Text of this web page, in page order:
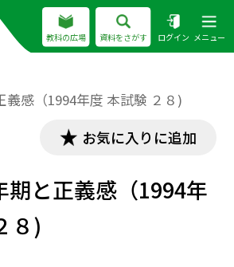
教科の広場 資料をさがす ログイン メニュー
感（1994年度 本試験 ２８)
お気に入りに追加
と正義感（1994年
８)